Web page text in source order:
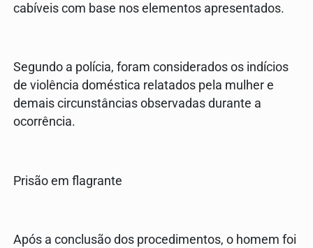
cabíveis com base nos elementos apresentados.
Segundo a polícia, foram considerados os indícios
de violência doméstica relatados pela mulher e
demais circunstâncias observadas durante a
ocorrência.
Prisão em flagrante
Após a conclusão dos procedimentos, o homem foi